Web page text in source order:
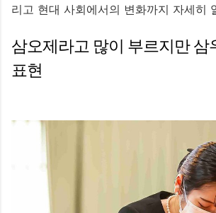
리고 현대 사회에서의 변화까지 자세히
삼오제라고 많이 부르지만 삼
표현